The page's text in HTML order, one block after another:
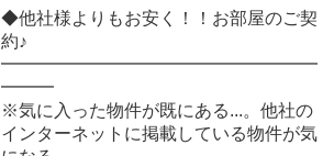
◆他社様よりもお安く！！お部屋のご契
約♪
━━━━━━━━━━━━━━━━━━
━━━
※気に入った物件が既にある...。他社の
インターネットに掲載している物件が気